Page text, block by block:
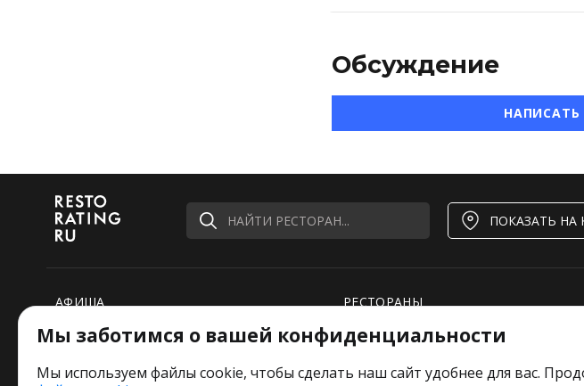
Обсуждение
НАЙТИ РЕСТОРАН... ПОКАЗАТЬ НА
АФИША
РЕСТОРАНЫ
РЕЙТИНГИ
НОВОСТИ
СПЕЦПРОЕКТЫ
Мы заботимся о вашей конфиденциальности
Мы используем файлы cookie, чтобы сделать наш сайт удобнее для вас.